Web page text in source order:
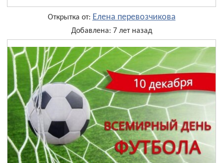
Открытка от: Елена перевозчикова
Добавлена: 7 лет назад